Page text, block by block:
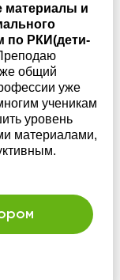
материалы и
по РКИ(дети-
общий
уже
ученикам
уровень
материалами,